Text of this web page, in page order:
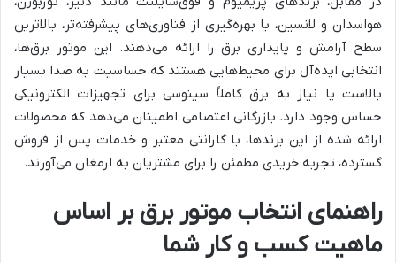
هواسدان و لانسین، با بهره‌گیری از فناوری‌های پیشرفته‌تر، بالاترین
سطح آرامش و پایداری برق را ارائه می‌دهند. این موتور برق‌ها،
انتخابی ایده‌آل برای محیط‌هایی هستند که حساسیت به صدا بسیار
بالاست یا نیاز به برق کاملاً سینوسی برای تجهیزات الکترونیکی
حساس وجود دارد. بازرگانی اعتصامی اطمینان می‌دهد که محصولات
ارائه شده از این برندها، با گارانتی معتبر و خدمات پس از فروش
گسترده، تجربه خریدی مطمئن را برای مشتریان به ارمغان می‌آورند.
راهنمای انتخاب موتور برق بر اساس
ماهیت کسب و کار شما